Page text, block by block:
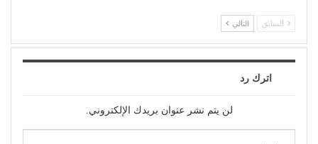
السابق التالي
اترك رد
لن يتم نشر عنوان بريدك الإلكتروني.